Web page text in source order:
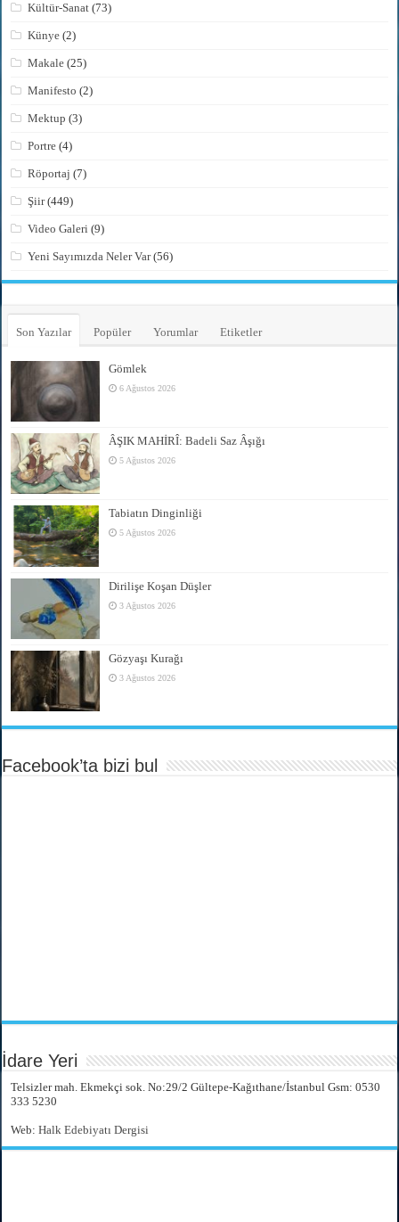
Kültür-Sanat (73)
Künye (2)
Makale (25)
Manifesto (2)
Mektup (3)
Portre (4)
Röportaj (7)
Şiir(449)
Video Galeri (9)
Yeni Sayımızda Neler Var(56)
Son Yazılar Popüler Yorumlar Etiketler
Gömlek
6 Ağustos 2026
ÂŞIK MAHİRÎ: Badeli Saz Âşığı
5 Ağustos 2026
Tabiatın Dinginliği
5 Ağustos 2026
Dirilişe Koşan Düşler
3 Ağustos 2026
Gözyaşı Kurağı
3 Ağustos 2026
Facebook’ta bizi bul
İdare Yeri
Telsizler mah. Ekmekçi sok. No:29/2 Gültepe-Kağıthane/İstanbul Gsm: 0530
333 5230
Web:Halk Edebiyatı Dergisi